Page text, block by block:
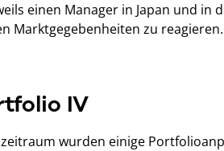
einen Manager in Japan und in
Marktgegebenheiten zu reagieren.
IV
wurden einige